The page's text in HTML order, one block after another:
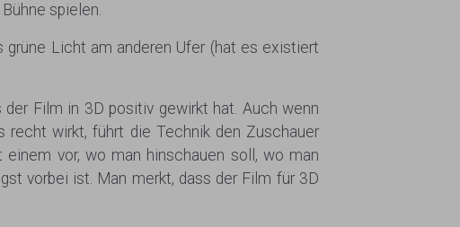
spielen.
Licht am anderen Ufer (hat es existiert
Film in 3D positiv gewirkt hat. Auch wenn
wirkt, führt die Technik den Zuschauer
vor, wo man hinschauen soll, wo man
vorbei ist. Man merkt, dass der Film für 3D